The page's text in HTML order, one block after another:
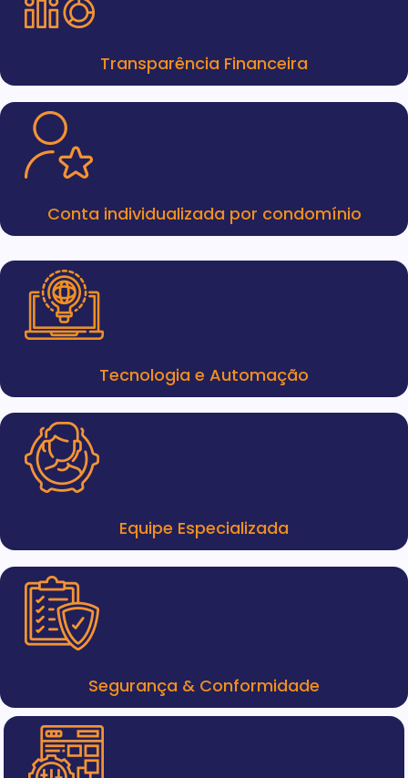
Transparência Financeira
Conta individualizada por condomínio
Tecnologia e Automação
Equipe Especializada
Segurança & Conformidade